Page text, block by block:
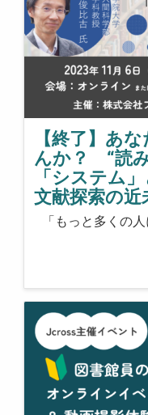
【終了】あ
んか？ “読
「システム
文献探索の近
「もっと多くの